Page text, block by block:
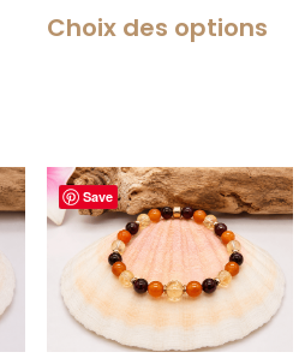
Choix des options
Save